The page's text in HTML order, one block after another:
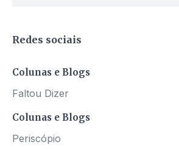
Redes sociais
Colunas e Blogs
Faltou Dizer
Colunas e Blogs
Periscópio